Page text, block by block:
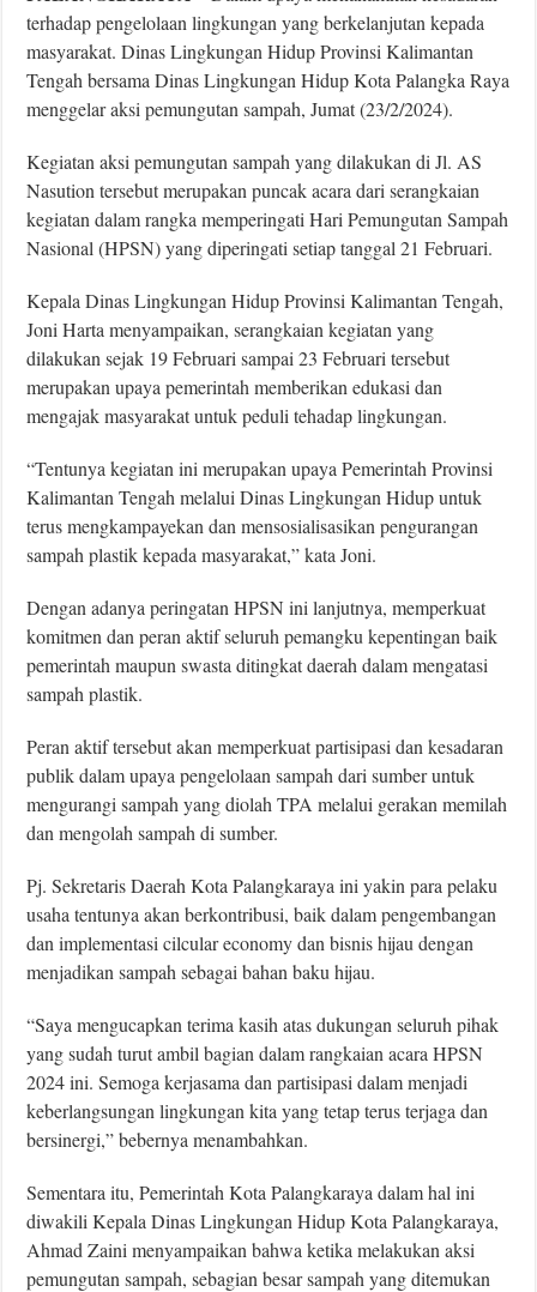
terhadap pengelolaan lingkungan yang berkelanjutan kepada
masyarakat. Dinas Lingkungan Hidup Provinsi Kalimantan
Tengah bersama Dinas Lingkungan Hidup Kota Palangka Raya
menggelar aksi pemungutan sampah, Jumat (23/2/2024).
Kegiatan aksi pemungutan sampah yang dilakukan di Jl. AS
Nasution tersebut merupakan puncak acara dari serangkaian
kegiatan dalam rangka memperingati Hari Pemungutan Sampah
Nasional (HPSN) yang diperingati setiap tanggal 21 Februari.
Kepala Dinas Lingkungan Hidup Provinsi Kalimantan Tengah,
Joni Harta menyampaikan, serangkaian kegiatan yang
dilakukan sejak 19 Februari sampai 23 Februari tersebut
merupakan upaya pemerintah memberikan edukasi dan
mengajak masyarakat untuk peduli tehadap lingkungan.
“Tentunya kegiatan ini merupakan upaya Pemerintah Provinsi
Kalimantan Tengah melalui Dinas Lingkungan Hidup untuk
terus mengkampayekan dan mensosialisasikan pengurangan
sampah plastik kepada masyarakat,” kata Joni.
Dengan adanya peringatan HPSN ini lanjutnya, memperkuat
komitmen dan peran aktif seluruh pemangku kepentingan baik
pemerintah maupun swasta ditingkat daerah dalam mengatasi
sampah plastik.
Peran aktif tersebut akan memperkuat partisipasi dan kesadaran
publik dalam upaya pengelolaan sampah dari sumber untuk
mengurangi sampah yang diolah TPA melalui gerakan memilah
dan mengolah sampah di sumber.
Pj. Sekretaris Daerah Kota Palangkaraya ini yakin para pelaku
usaha tentunya akan berkontribusi, baik dalam pengembangan
dan implementasi cilcular economy dan bisnis hijau dengan
menjadikan sampah sebagai bahan baku hijau.
“Saya mengucapkan terima kasih atas dukungan seluruh pihak
yang sudah turut ambil bagian dalam rangkaian acara HPSN
2024 ini. Semoga kerjasama dan partisipasi dalam menjadi
keberlangsungan lingkungan kita yang tetap terus terjaga dan
bersinergi,” bebernya menambahkan.
Sementara itu, Pemerintah Kota Palangkaraya dalam hal ini
diwakili Kepala Dinas Lingkungan Hidup Kota Palangkaraya,
Ahmad Zaini menyampaikan bahwa ketika melakukan aksi
pemungutan sampah, sebagian besar sampah yang ditemukan